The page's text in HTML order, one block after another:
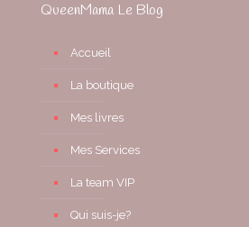
QueenMama Le Blog
Accueil
La boutique
Mes livres
Mes Services
La team VIP
Qui suis-je?